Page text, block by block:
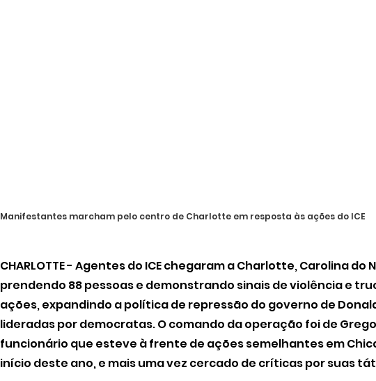
Manifestantes marcham pelo centro de Charlotte em resposta às ações do ICE
CHARLOTTE - Agentes do ICE chegaram a Charlotte, Carolina do
prendendo 88 pessoas e demonstrando sinais de violência e
ações, expandindo a política de repressão do governo de
lideradas por democratas. O comando da operação foi de
funcionário que esteve à frente de ações semelhantes em
início deste ano, e mais uma vez cercado de críticas por suas